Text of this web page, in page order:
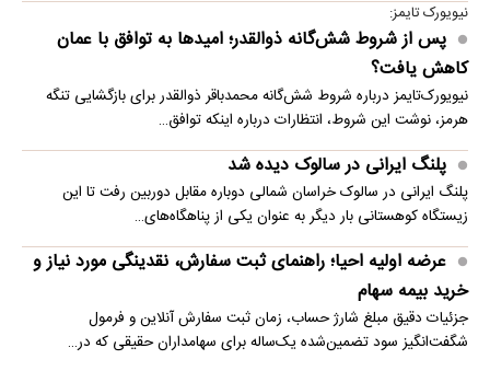
نیویورک تایمز:
پس از شروط شش‌گانه ذوالقدر؛ امیدها به توافق با عمان
کاهش یافت؟
نیویورک‌تایمز درباره شروط شش‌گانه محمدباقر ذوالقدر برای بازگشایی تنگه
هرمز، نوشت این شروط، انتظارات درباره اینکه توافق…
پلنگ ایرانی در سالوک دیده شد
پلنگ ایرانی در سالوک خراسان شمالی دوباره مقابل دوربین رفت تا این
زیستگاه کوهستانی بار دیگر به عنوان یکی از پناهگاه‌های…
عرضه اولیه احیا؛ راهنمای ثبت سفارش، نقدینگی مورد نیاز و
خرید بیمه سهام
جزئیات دقیق مبلغ شارژ حساب، زمان ثبت سفارش آنلاین و فرمول
شگفت‌انگیز سود تضمین‌شده یک‌ساله برای سهامداران حقیقی که در…